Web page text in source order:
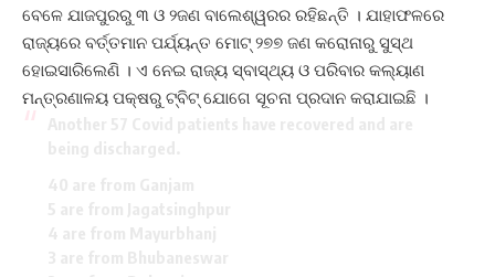
ବେଳେ ଯାଜପୁରରୁ ୩ ଓ ୨ଜଣ ବାଲେଶ୍ୱରର ରହିଛନ୍ତି । ଯାହାଫଳରେ
ରାଜ୍ୟରେ ବର୍ତ୍ତମାନ ପର୍ଯ୍ୟନ୍ତ ମୋଟ୍ ୨୭୭ ଜଣ କରୋନାରୁ ସୁସ୍ଥ
ହୋଇସାରିଲେଣି । ଏ ନେଇ ରାଜ୍ୟ ସ୍ବାସ୍ଥ୍ୟ ଓ ପରିବାର କଲ୍ୟାଣ
ମନ୍ତ୍ରଣାଳୟ ପକ୍ଷରୁ ଟ୍ବିଟ୍ ଯୋଗେ ସୂଚନା ପ୍ରଦାନ କରାଯାଇଛି ।